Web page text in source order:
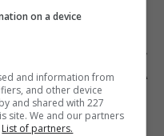
ПЕЧАТНУЮ
Следующий пост
МЫ УВИДИМ НА
В ЛАС-ВЕГАСЕ
on a device
and information from
and other device
and shared with 227
site. We and our partners
List of partners.